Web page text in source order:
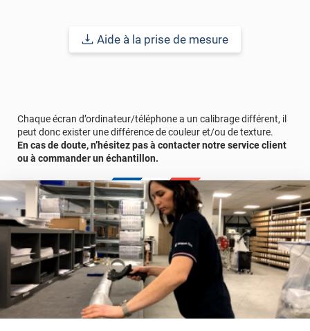
éviter la surchauffe de vos intérieurs surtout lors des grosses
chaleurs en été. Ce film thermique est compatible est les velux et
Ce film anti-chaleur est à poser sur le côté extérieur de votre
vitrage afin d'éviter tous risques de choc thermique. Il se pose
ainsi, aussi bien sur un simple vitrage que sur un double vitrage
de plus d'1,2m². Ce film solaire peut également se poser sur un
technique ou à nous contacter directement.
Durabilité :5 à 8 anspour une application verticale en Europe
Centrale.
Ref. produit : GLASS203x
Aide à la prise de mesure
Chaque écran d’ordinateur/téléphone a un calibrage différent, il
peut donc exister une différence de couleur et/ou de texture.
En cas de doute, n’hésitez pas à contacter notre service client
ou à commander un échantillon.